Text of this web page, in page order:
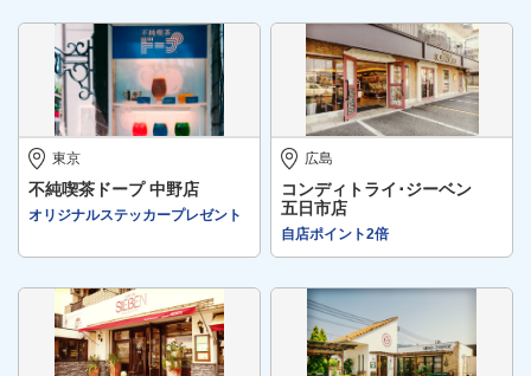
東京
不純喫茶ドープ 中野店
オリジナルステッカープレゼント
広島
コンディトライ･ジーベン
五日市店
自店ポイント2倍